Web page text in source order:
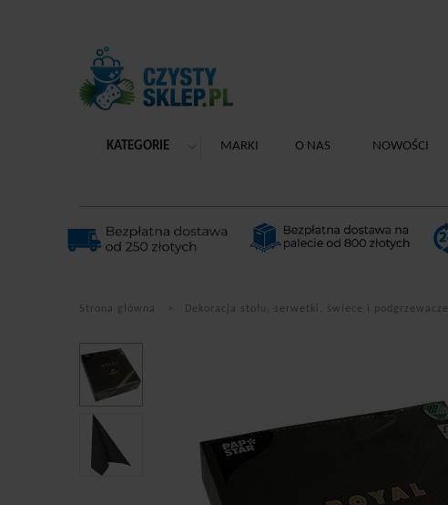
KATEGORIE MARKI O NAS NOWOŚCI
Strona główna Dekoracja stołu, serwetki, świece i podgrzewacze